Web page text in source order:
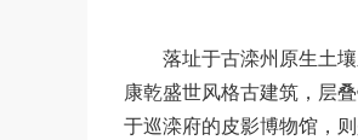
落址于古滦州原生土壤
康乾盛世风格古建筑，层
于巡滦府的皮影博物馆，